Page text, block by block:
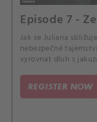
Episode 7 -
Jak se Juliana
nebezpečné
vyrovnat dluh s
REGISTER NOW